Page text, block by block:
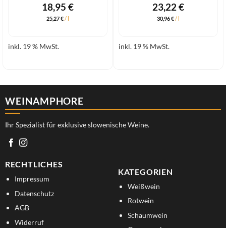
18,95 €
25,27€/
inkl. 19 % MwSt.
23,22 €
30,96€/
inkl. 19 % MwSt.
WEINAMPHORE
Ihr Spezialist für exklusive slowenische Weine.
RECHTLICHES
Impressum
Datenschutz
AGB
Widerruf
KATEGORIEN
Weißwein
Rotwein
Schaumwein